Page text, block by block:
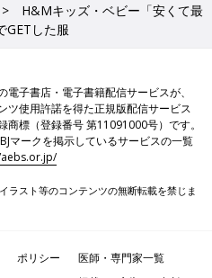
H&Mキッズ・ベビー「安くて最
GETした服
電子書店・電子書籍配信サービスが、
ツ使用許諾を得た正規版配信サービス
商標（登録番号 第11091000号）です。
マークを掲示しているサービスの一覧
ラスト等のコンテンツの無断転載を禁じま
ポリシー
医師・専門家一覧